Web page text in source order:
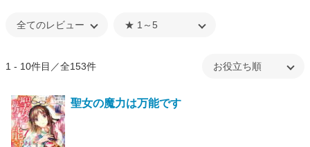
1 - 10件目／全153件
聖女の魔力は万能です